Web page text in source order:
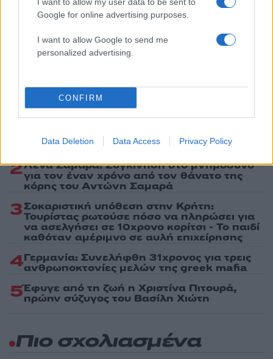
Google for online advertising purposes.
I want to allow Google to send me
personalized advertising.
CONFIRM
Data Deletion Data Access Privacy Policy
τελευταία νέατης ημέρας
Πιο δημοφιλή
1 Σέρρες: Βίντεο ντοκουμέντο από το
οδηγός του φορτηγού κατέγραψε τη
σύγκρουση
2Λένα Σαμαρά: Συγκίνηση στο μνημόσυνο
για τον έναν χρόνο από τον θάνατο της
κόρης του Αντώνη Σαμαρά
3Σοκαριστική υπόθεση στην Κρήτη:
Τουρίστας ρωτούσε πόσο να πληρώσει για
να ασελγήσει σε 10χρονο κορίτσι - Το παιδί
καθόταν αμέριμνο σε αυλή επιχείρησης
4Γερμανία: Συνελήφθη 31χρονος για τρεις
ανθρωποκτονίες μελών της greek mafia
5Έφυγε από τη ζωή η Χριστίνα Πιτουρά,
πρώην σύζυγος του Βασίλη Χιώτη
Πιο σχολιασμένα